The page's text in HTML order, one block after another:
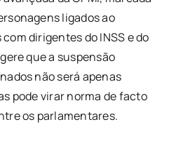
ligados ao
dirigentes do INSS e do
que a suspensão
não será apenas
pode virar norma de facto
os parlamentares.